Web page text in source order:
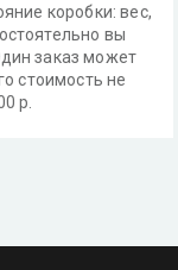
коробки: вес,
вы
заказ может
стоимость не
р.